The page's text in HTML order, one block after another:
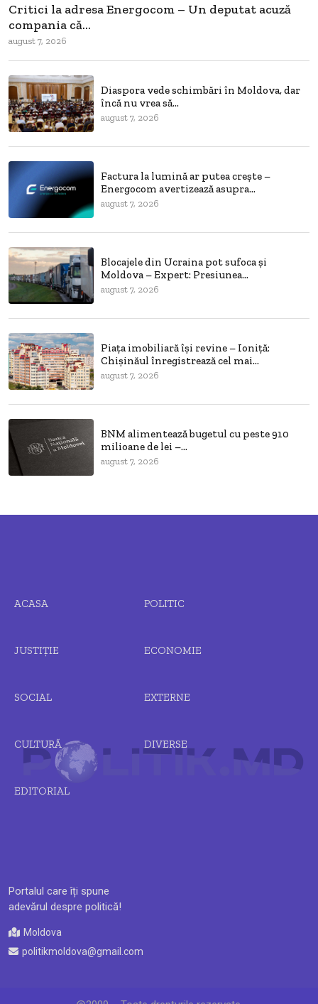
Critici la adresa Energocom – Un deputat acuză
compania că...
august 7, 2026
Diaspora vede schimbări în Moldova, dar
încă nu vrea să...
august 7, 2026
Factura la lumină ar putea crește –
Energocom avertizează asupra...
august 7, 2026
Blocajele din Ucraina pot sufoca și
Moldova – Expert: Presiunea...
august 7, 2026
Piața imobiliară își revine – Ioniță:
Chișinăul înregistrează cel mai...
august 7, 2026
BNM alimentează bugetul cu peste 910
milioane de lei –...
august 7, 2026
Portalul care îți spune
adevărul despre politică!
Moldova
politikmoldova@gmail.com
ACASA POLITIC
JUSTIȚIE ECONOMIE
SOCIAL EXTERNE
CULTURĂ DIVERSE
EDITORIAL